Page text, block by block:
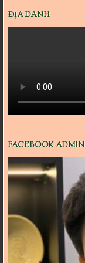
ĐỊA DANH
FACEBOOK ADMIN